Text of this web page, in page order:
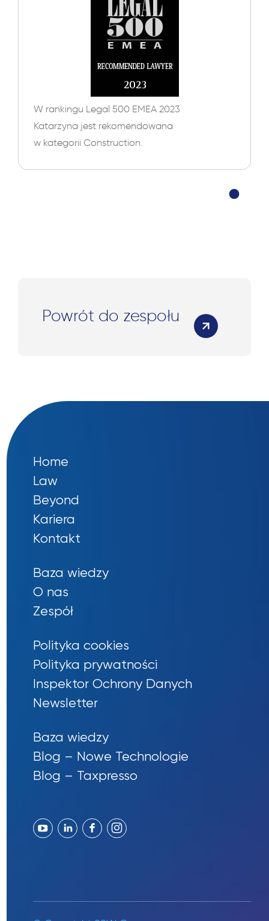
W rankingu Legal 500 EMEA 2023
Katarzyna jest rekomendowana
w kategorii Construction.
Powrót do zespołu
Home
Law
Beyond
Kariera
Kontakt
Baza wiedzy
O nas
Zespół
Polityka cookies
Polityka prywatności
Inspektor Ochrony Danych
Newsletter
Baza wiedzy
Blog – Nowe Technologie
Blog – Taxpresso